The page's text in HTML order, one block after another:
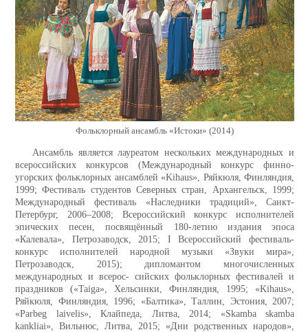
Фольклорный ансамбль «Истоки» (2014)
Ансамбль является лауреатом нескольких международных и
всероссийских конкурсов (Международный конкурс финно-
угорских фольклорных ансамблей «Kihaus», Ряйкюля, Финляндия,
1999; Фестиваль студентов Северных стран, Архангельск, 1999;
Международный фестиваль «Наследники традиций», Санкт-
Петербург, 2006–2008; Всероссийский конкурс исполнителей
эпических песен, посвящённый 180-летию издания эпоса
«Калевала», Петрозаводск, 2015; I Всероссийский фестиваль-
конкурс исполнителей народной музыки «Звуки мира»,
Петрозаводск, 2015); дипломантом многочисленных
международных и всерос- сийских фольклорных фестивалей и
праздников («Taiga», Хельсинки, Финляндия, 1995; «Kihaus»,
Ряйкюля, Финляндия, 1996; «Балтика», Таллин, Эстония, 2007;
«Parbeg laivelis», Клайпеда, Литва, 2014; «Skamba skamba
kankliai», Вильнюс, Литва, 2015; «Дни родственных народов»,